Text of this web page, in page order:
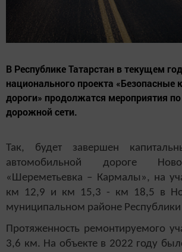
В Республике Татарстан в текущем
национального проекта «Безопасные
дороги» продолжатся мероприятия
дорожной сети.
Так, будет завершен
автомобильной дороге
«Шереметьевка – Кармалы», на
км 12,9 и км 15,3 - км 18,5 в
муниципальном районе Республики
Протяженность ремонтируемого
3,6 км. На объекте в 2022 году